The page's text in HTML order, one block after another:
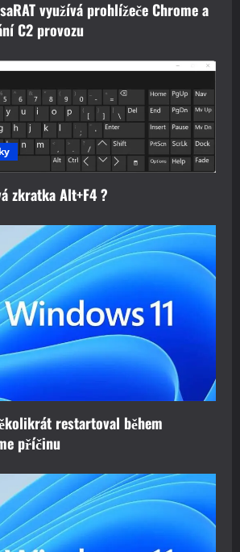
využívá prohlížeče Chrome a
C2 provozu
zkratka Alt+F4 ?
restartoval během
příčinu